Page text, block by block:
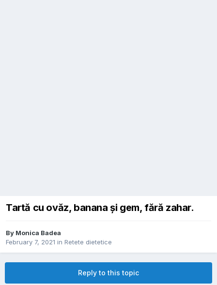
Tartă cu ovăz, banana și gem, fără zahar.
By Monica Badea
February 7, 2021 in Retete dietetice
Reply to this topic